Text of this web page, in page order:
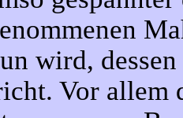
wird,
Vor allem